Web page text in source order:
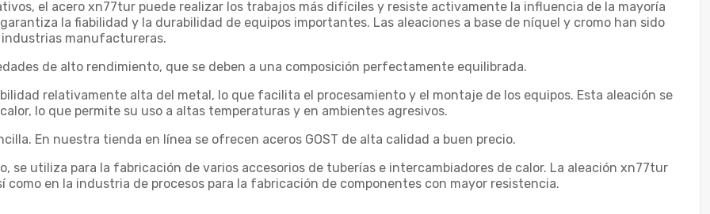
el acero xn77tur puede realizar los trabajos más difíciles y resiste activamente la influencia de la mayoría
la fiabilidad y la durabilidad de equipos importantes. Las aleaciones a base de níquel y cromo han sido
manufactureras.
de alto rendimiento, que se deben a una composición perfectamente equilibrada.
relativamente alta del metal, lo que facilita el procesamiento y el montaje de los equipos. Esta aleación se
lo que permite su uso a altas temperaturas y en ambientes agresivos.
En nuestra tienda en línea se ofrecen aceros GOST de alta calidad a buen precio.
se utiliza para la fabricación de varios accesorios de tuberías e intercambiadores de calor. La aleación xn77tur
en la industria de procesos para la fabricación de componentes con mayor resistencia.